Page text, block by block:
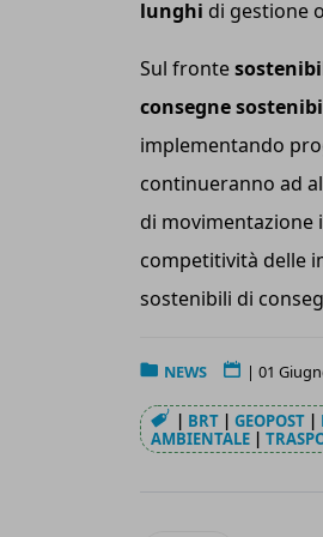
lunghi di gestione
Sul fronte
consegne
implementando
continueranno ad
di movimentazione
competitività delle
sostenibili di
NEWS | 01
| BRT | GEOPOST |
AMBIENTALE |